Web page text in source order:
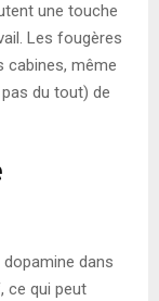
une touche
Les fougères
cabines, même
du tout) de
dans
ce qui peut